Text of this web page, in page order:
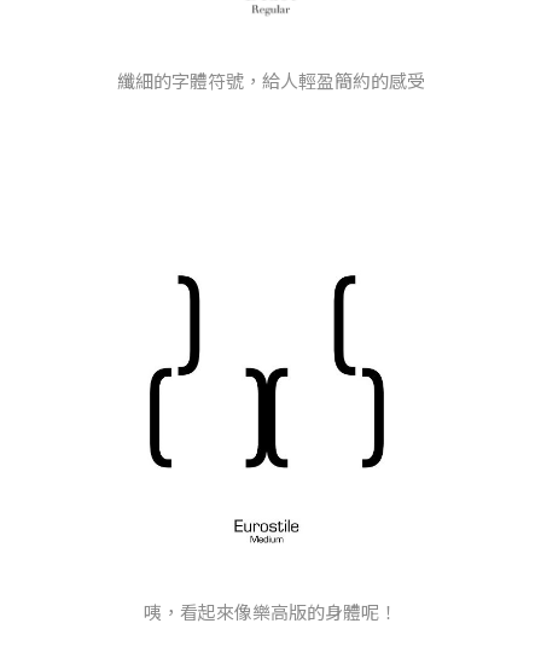
纖細的字體符號，給人輕盈簡約的感受
咦，看起來像樂高版的身體呢！